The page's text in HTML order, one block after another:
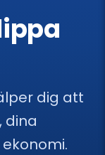
dig att
dina